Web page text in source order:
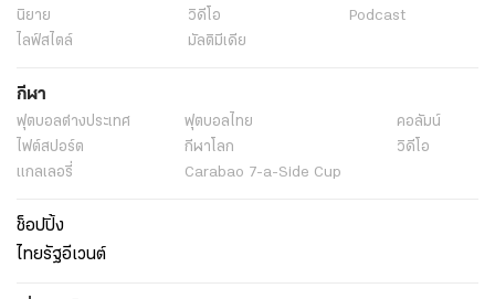
นิยาย
วิดีโอ
Podcast
ไลฟ์สไตล์
มัลติมีเดีย
กีฬา
ฟุตบอลต่่างประเทศ ฟุตบอลไทย
คอลัมน์
ไฟต์สปอร์ต
กีฬาโลก
วิดีโอ
แกลเลอรี่
Carabao 7-a-Side Cup
ช็อปปิ้ง
ไทยรัฐอีเวนต์